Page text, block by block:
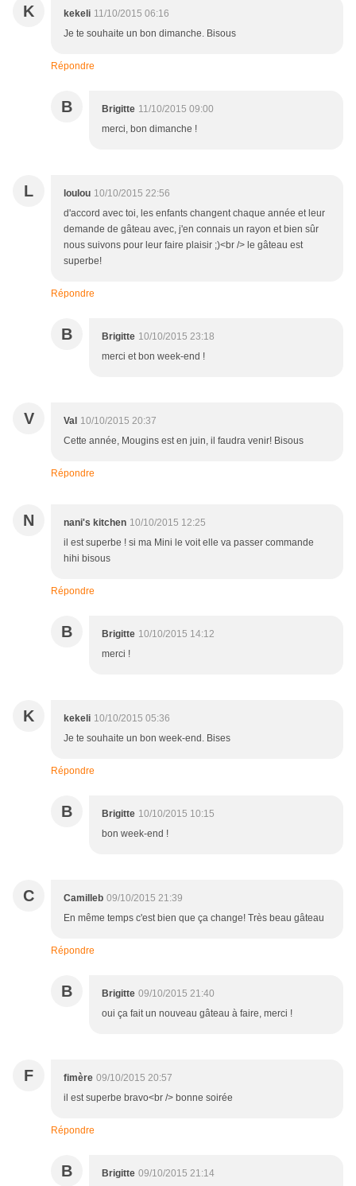
K kekeli 11/10/2015 06:16
Je te souhaite un bon dimanche. Bisous
Répondre
B Brigitte 11/10/2015 09:00
merci, bon dimanche !
L loulou 10/10/2015 22:56
d'accord avec toi, les enfants changent chaque année et leur
demande de gâteau avec, j'en connais un rayon et bien sûr
nous suivons pour leur faire plaisir ;)<br /> le gâteau est
superbe!
Répondre
B Brigitte 10/10/2015 23:18
merci et bon week-end !
V Val 10/10/2015 20:37
Cette année, Mougins est en juin, il faudra venir! Bisous
Répondre
N nani's kitchen 10/10/2015 12:25
il est superbe ! si ma Mini le voit elle va passer commande
hihi bisous
Répondre
B Brigitte 10/10/2015 14:12
merci !
K kekeli 10/10/2015 05:36
Je te souhaite un bon week-end. Bises
Répondre
B Brigitte 10/10/2015 10:15
bon week-end !
C Camilleb 09/10/2015 21:39
En même temps c'est bien que ça change! Très beau gâteau
Répondre
B Brigitte 09/10/2015 21:40
oui ça fait un nouveau gâteau à faire, merci !
F fimère 09/10/2015 20:57
il est superbe bravo<br /> bonne soirée
Répondre
B Brigitte 09/10/2015 21:14